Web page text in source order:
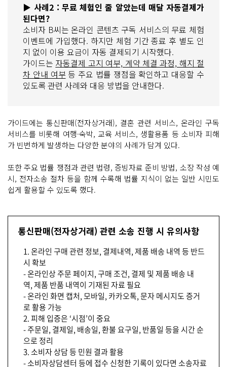
▶ 사례2 : 무료 체험인 줄 알았는데 매달 자동결제가
된다면?
소비자 B씨는 온라인 콘텐츠 구독 서비스의 무료 체험
이벤트에 가입했다. 하지만 체험 기간 종료 후 별도 인
지 없이 이용 요금이 자동 결제되기 시작했다.
가이드는 자동결제 고지 여부, 계약 체결 과정, 해지 절
차 안내 여부 등 주요 법률 쟁점을 확인하고 대응할 수
있도록 관련 사례와 대응 방법을 안내한다.
가이드에는 통신판매(전자상거래), 결혼 관련 서비스, 온라인 구독
서비스를 비롯해 여행·숙박, 교육 서비스, 생활용품 등 소비자 피해
가 빈번하게 발생하는 다양한 분야의 사례가 담겨 있다.
또한 주요 법률 쟁점과 관련 법령, 증빙자료 준비 방법, 소장 작성 예
시, 전자소송 절차 등을 함께 수록해 법률 지식이 없는 일반 시민도
쉽게 활용할 수 있도록 했다.
통신판매(전자상거래) 관련 소송 진행 시 유의사항
1. 온라인 구매 관련 정보, 결제내역, 제품 배송 내역 등 반드
시 확보
- 온라인상 주문 페이지, 구매 조건, 결제 및 제품 배송 내
역, 제품 반품 내역이 기재된 자료 필요
- 온라인 화면 캡처, 모바일, 카카오톡, 문자 메시지도 증거
로 활용 가능
2. 피해 입증은 ‘시점’이 중요
- 주문일, 결제일, 배송일, 환불 요구일, 반품일 등을 시간 순
으로 정리
3. 소비자 상담 등 민원 결과 활용
- 소비자상담센터 등에 접수 신청한 기록이 있다면 소송자료